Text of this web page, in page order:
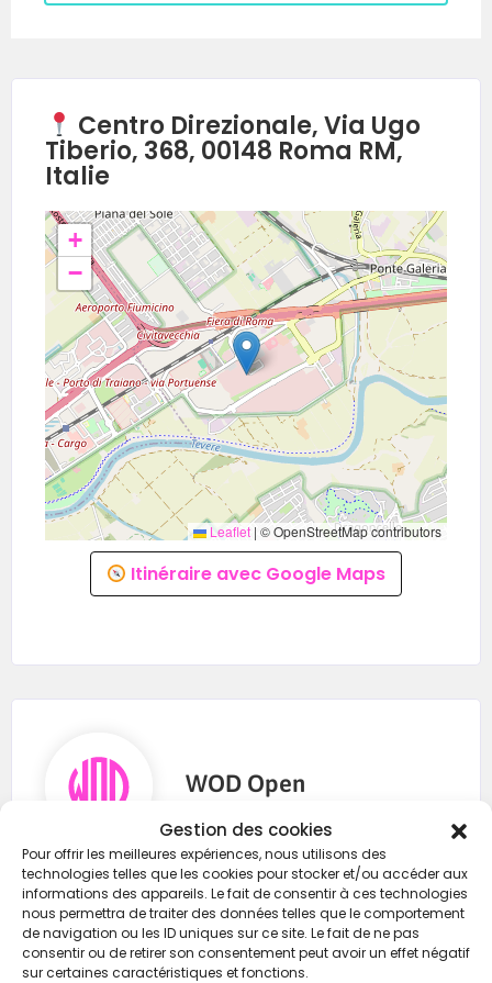
Gestion des cookies
Pour offrir les meilleures expériences, nous utilisons des
technologies telles que les cookies pour stocker et/ou accéder aux
informations des appareils. Le fait de consentir à ces technologies
nous permettra de traiter des données telles que le comportement
de navigation ou les ID uniques sur ce site. Le fait de ne pas
consentir ou de retirer son consentement peut avoir un effet négatif
sur certaines caractéristiques et fonctions.
Centro Direzionale, Via Ugo
Tiberio, 368, 00148 Roma RM,
Italie
+
−
Leaflet | © OpenStreetMap contributors
Itinéraire avec Google Maps
WOD Open
0688601497
typgraf@gmail.com
https://wod-open.com/